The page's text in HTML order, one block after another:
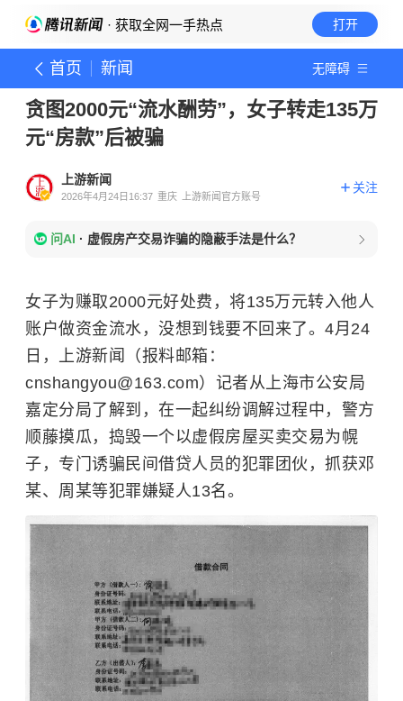
· 获取全网一手热点 打开
首页 新闻 无障碍
贪图2000元“流水酬劳”，女子转走135万
元“房款”后被骗
上游新闻
2026年4月24日16:37 重庆 上游新闻官方账号
关注
问AI · 虚假房产交易诈骗的隐蔽手法是什么？
女子为赚取2000元好处费，将135万元转入他人
账户做资金流水，没想到钱要不回来了。4月24
日，上游新闻（报料邮箱：
cnshangyou@163.com）记者从上海市公安局
嘉定分局了解到，在一起纠纷调解过程中，警方
顺藤摸瓜，捣毁一个以虚假房屋买卖交易为幌
子，专门诱骗民间借贷人员的犯罪团伙，抓获邓
某、周某等犯罪嫌疑人13名。